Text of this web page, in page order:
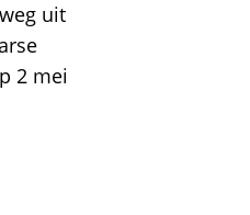
uit
2 mei